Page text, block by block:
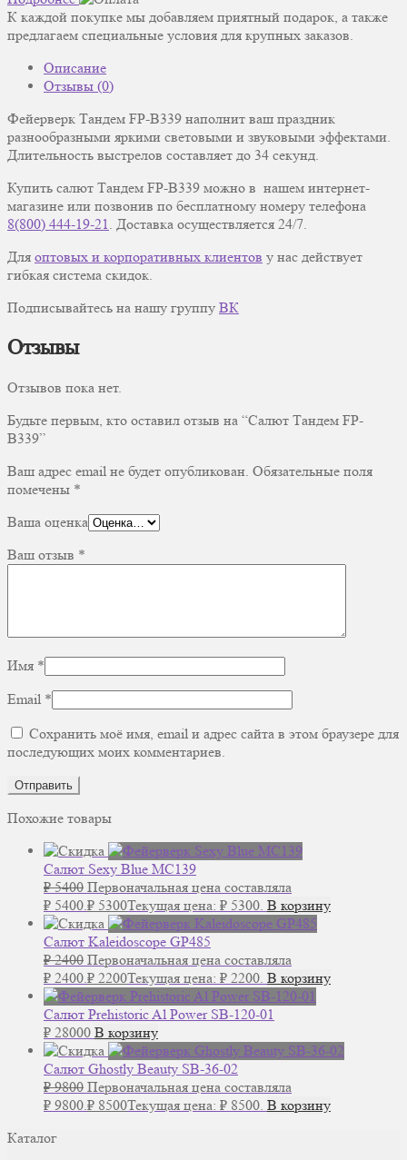
К каждой покупке мы добавляем приятный подарок, а также
предлагаем специальные условия для крупных заказов.
Описание
Отзывы (0)
Фейерверк Тандем FP-B339 наполнит ваш праздник
разнообразными яркими световыми и звуковыми эффектами.
Длительность выстрелов составляет до 34 секунд.
Купить салют Тандем FP-B339 можно в нашем интернет-
магазине или позвонив по бесплатному номеру телефона
8(800) 444-19-21. Доставка осуществляется 24/7.
Для оптовых и корпоративных клиентов у нас действует
гибкая система скидок.
Подписывайтесь на нашу группу ВК
Отзывы
Отзывов пока нет.
Будьте первым, кто оставил отзыв на “Салют Тандем FP-
B339”
Ваш адрес email не будет опубликован. Обязательные поля
помечены *
Ваша оценка
Ваш отзыв *
Имя *
Email *
Сохранить моё имя, email и адрес сайта в этом браузере для
последующих моих комментариев.
Похожие товары
Салют Sexy Blue MC139
₽5400 Первоначальная цена составляла
₽ 5400. ₽ 5300Текущая цена: ₽ 5300. В корзину
Салют Kaleidoscope GP485
₽2400 Первоначальная цена составляла
₽ 2400. ₽ 2200Текущая цена: ₽ 2200. В корзину
Салют Prehistoric Al Power SB-120-01
₽ 28000 В корзину
Салют Ghostly Beauty SB-36-02
₽9800 Первоначальная цена составляла
₽ 9800. ₽ 8500Текущая цена: ₽ 8500. В корзину
Каталог